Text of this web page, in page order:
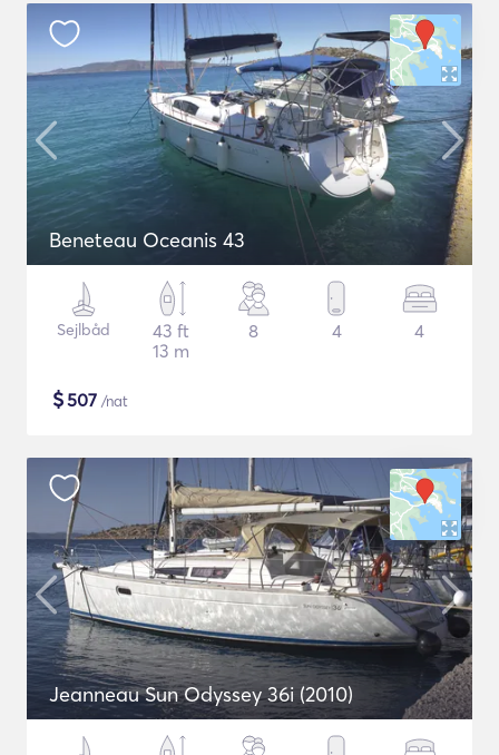
Beneteau Oceanis 43
Sejlbåd
43 ft
13 m
8 4 4
$507 /nat
Jeanneau Sun Odyssey 36i (2010)